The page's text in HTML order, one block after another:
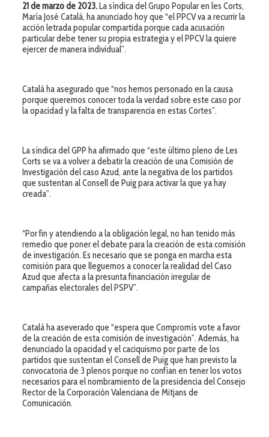
21 de marzo de 2023. La síndica del Grupo Popular en les Corts,
María José Catalá, ha anunciado hoy que “el PPCV va a recurrir la
acción letrada popular compartida porque cada acusación
particular debe tener su propia estrategia y el PPCV la quiere
ejercer de manera individual”.
Catalá ha asegurado que “nos hemos personado en la causa
porque queremos conocer toda la verdad sobre este caso por
la opacidad y la falta de transparencia en estas Cortes”.
La síndica del GPP ha afirmado que “este último pleno de Les
Corts se va a volver a debatir la creación de una Comisión de
Investigación del caso Azud, ante la negativa de los partidos
que sustentan al Consell de Puig para activar la que ya hay
creada”.
“Por fin y atendiendo a la obligación legal, no han tenido más
remedio que poner el debate para la creación de esta comisión
de investigación. Es necesario que se ponga en marcha esta
comisión para que lleguemos a conocer la realidad del Caso
Azud que afecta a la presunta financiación irregular de
campañas electorales del PSPV”.
Catalá ha aseverado que “espera que Compromís vote a favor
de la creación de esta comisión de investigación”. Además, ha
denunciado la opacidad y el caciquismo por parte de los
partidos que sustentan el Consell de Puig que han previsto la
convocatoria de 3 plenos porque no confían en tener los votos
necesarios para el nombramiento de la presidencia del Consejo
Rector de la Corporación Valenciana de Mitjans de
Comunicación.